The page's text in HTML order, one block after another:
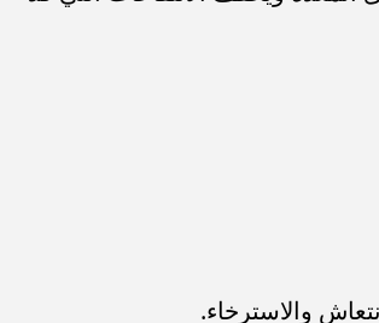
والاسترخاء.